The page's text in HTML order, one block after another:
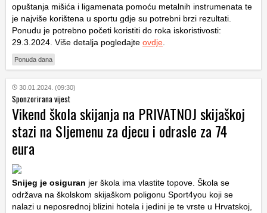
opuštanja mišića i ligamenata pomoću metalnih instrumenata te
je najviše korištena u sportu gdje su potrebni brzi rezultati.
Ponudu je potrebno početi koristiti do roka iskoristivosti:
29.3.2024. Više detalja pogledajte ovdje
Ponuda dana
30.01.2024. (09:30)
Sponzorirana vijest
Vikend škola skijanja na PRIVATNOJ skijaškoj
stazi na Sljemenu za djecu i odrasle za 74
eura
Snijeg je osiguran jer škola ima vlastite topove. Škola se
održava na školskom skijaškom poligonu Sport4you koji se
nalazi u neposrednoj blizini hotela i jedini je te vrste u Hrvatskoj,